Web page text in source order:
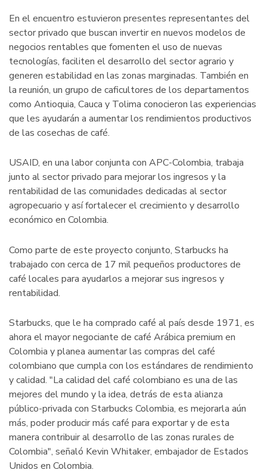
En el encuentro estuvieron presentes representantes del
sector privado que buscan invertir en nuevos modelos de
negocios rentables que fomenten el uso de nuevas
tecnologías, faciliten el desarrollo del sector agrario y
generen estabilidad en las zonas marginadas. También en
la reunión, un grupo de caficultores de los departamentos
como Antioquia, Cauca y Tolima conocieron las experiencias
que les ayudarán a aumentar los rendimientos productivos
de las cosechas de café.
USAID, en una labor conjunta con APC-Colombia, trabaja
junto al sector privado para mejorar los ingresos y la
rentabilidad de las comunidades dedicadas al sector
agropecuario y así fortalecer el crecimiento y desarrollo
económico en Colombia.
Como parte de este proyecto conjunto, Starbucks ha
trabajado con cerca de 17 mil pequeños productores de
café locales para ayudarlos a mejorar sus ingresos y
rentabilidad.
Starbucks, que le ha comprado café al país desde 1971, es
ahora el mayor negociante de café Arábica premium en
Colombia y planea aumentar las compras del café
colombiano que cumpla con los estándares de rendimiento
y calidad. "La calidad del café colombiano es una de las
mejores del mundo y la idea, detrás de esta alianza
público-privada con Starbucks Colombia, es mejorarla aún
más, poder producir más café para exportar y de esta
manera contribuir al desarrollo de las zonas rurales de
Colombia", señaló Kevin Whitaker, embajador de Estados
Unidos en Colombia.